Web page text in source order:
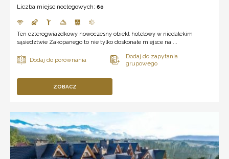
Liczba miejsc noclegowych: 60
Ten czterogwiazdkowy nowoczesny obiekt hotelowy w niedalekim
sąsiedztwie Zakopanego to nie tylko doskonałe miejsce na ...
ZOBACZ